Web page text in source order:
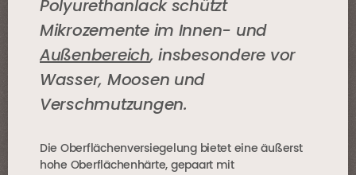
Polyurethanlack schützt
Mikrozemente im Innen- und
Außenbereich, insbesondere vor
Wasser, Moosen und
Verschmutzungen.
Die Oberflächenversiegelung bietet eine äußerst
hohe Oberflächenhärte, gepaart mit